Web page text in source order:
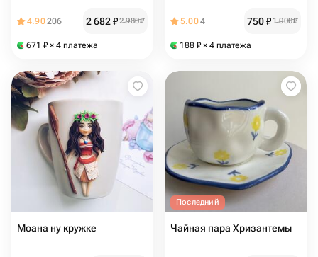
4.90206 2 682₽2 980₽
671 ₽ × 4 платежа
5.004 750₽1 000₽
188 ₽ × 4 платежа
Моана ну кружке
Последний
Чайная пара Хризантемы